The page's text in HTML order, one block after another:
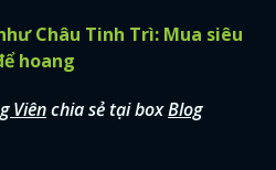
Châu Tinh Trì: Mua siêu
hoang
Viênchia sẻ tại boxBlog